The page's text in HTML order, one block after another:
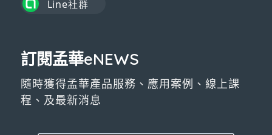
訂閱孟華eNEWS
隨時獲得孟華產品服務、應用案例、線上課
程、及最新消息